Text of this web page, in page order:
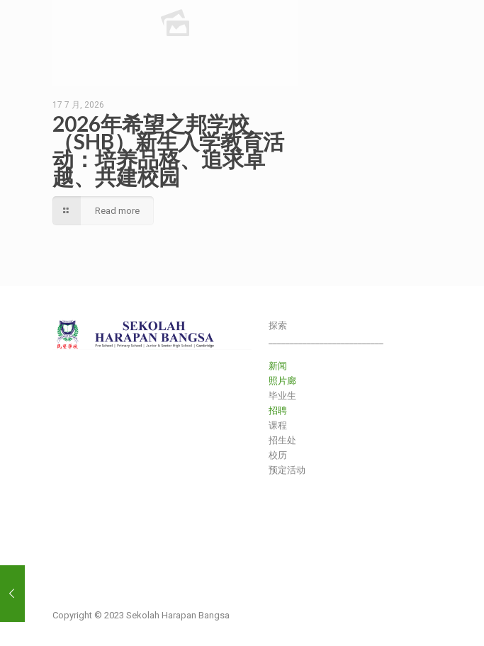
17 7 月, 2026
2026年希望之邦学校
（SHB）新生入学教育活
动：培养品格、追求卓
越、共建校园
Read more
探索
新闻
照片廊
毕业生
招聘
课程
招生处
校历
预定活动
Copyright © 2023 Sekolah Harapan Bangsa